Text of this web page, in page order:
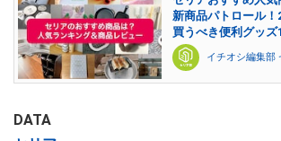
新商品パトロール！
買うべき便利グッズ
イチオシ編集部
DATA